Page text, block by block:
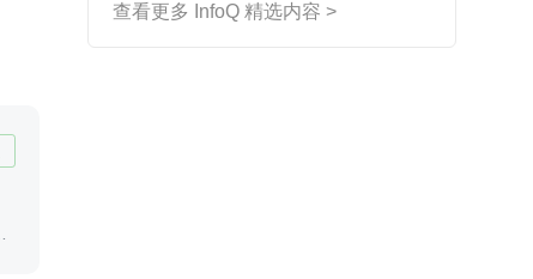
查看更多 InfoQ 精选内容 >